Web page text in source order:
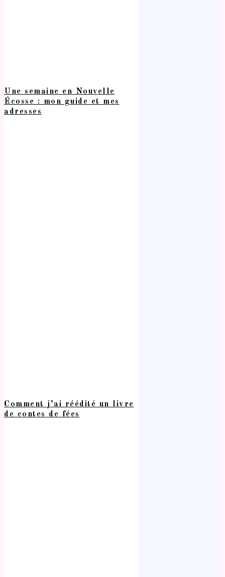
Une semaine en Nouvelle
Écosse : mon guide et mes
adresses
Comment j’ai réédité un livre
de contes de fées